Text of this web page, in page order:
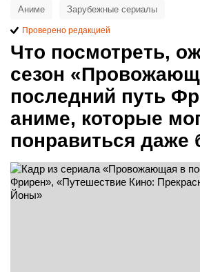
Что посмотреть,
сезон
последний путь
аниме, которые
понравиться даже
Аниме Зарубежные сериалы
Проверено редакцией